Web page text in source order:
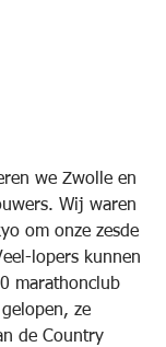
we Zwolle en
Wij waren
om onze zesde
lopers kunnen
marathonclub
ze
de Country